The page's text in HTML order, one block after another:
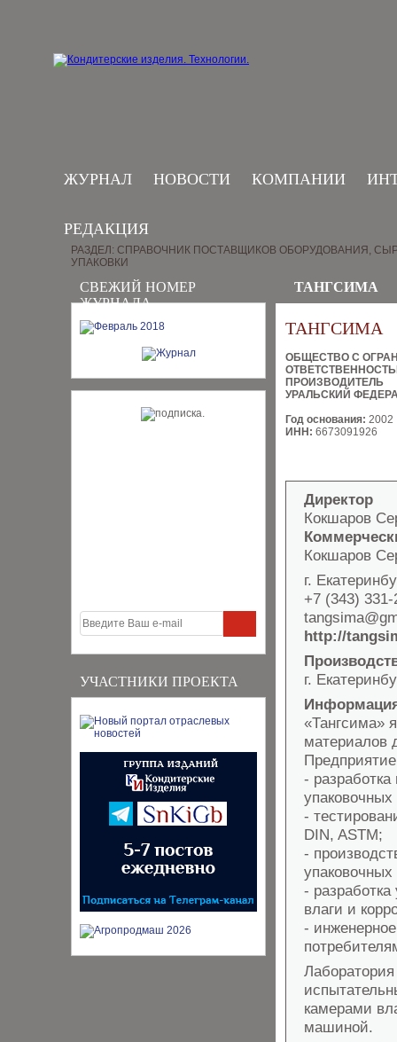
ЖУРНАЛ НОВОСТИ КОМПАНИИ
РЕДАКЦИЯ
СВЕЖИЙ НОМЕР
ЖУРНАЛА
УЧАСТНИКИ ПРОЕКТА
РАЗДЕЛ: СПРАВОЧНИК ПОСТАВЩИКОВ ОБОРУДОВАНИЯ,
УПАКОВКИ
ТАНГСИМА
ТАНГСИМА
ОБЩЕСТВО С
ПРОИЗВОДИТЕЛЬ
УРАЛЬСКИЙ
Год основания: 2002
ИНН: 6673091926
Директор
Кокшаров
Кокшаров
г.
+7 (343)
http://
г.
«Тангсима»
материалов
- разработка
-
DIN, ASTM;
-
-
влаги и
-
камерами
машиной.